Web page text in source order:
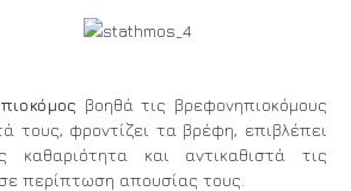
βοηθά τις βρεφονηπιοκόμους
τους, φροντίζει τα βρέφη, επιβλέπει
καθαριότητα και αντικαθιστά τις
περίπτωση απουσίας τους.